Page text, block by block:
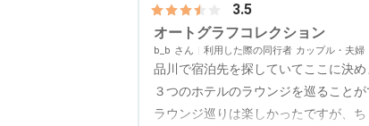
3.5
オートグラフコレクション
b_b 利用した際の同行者 カップル・夫婦
品川で宿泊先を探していてここに決め
３つのホテルのラウンジを巡ること
ラウンジ巡りは楽しかったですが、